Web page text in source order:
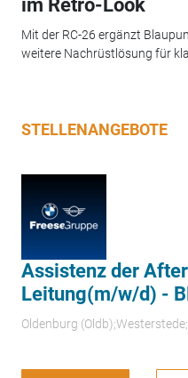
im Retro-Look
Mit der RC-26 ergänzt
weitere Nachrüstlösung für
STELLENANGEBOTE
Assistenz der
Leitung(m/w/d) -
Oldenburg